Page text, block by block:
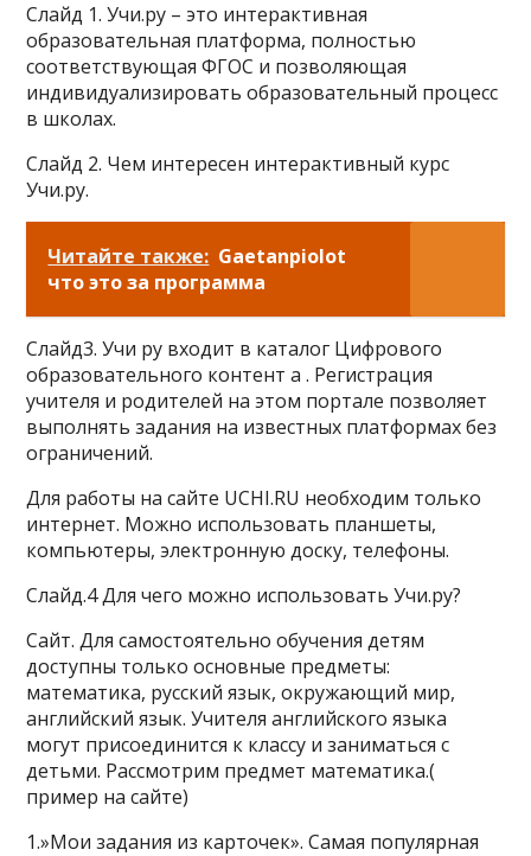
Слайд 1. Учи.ру – это интерактивная
образовательная платформа, полностью
соответствующая ФГОС и позволяющая
индивидуализировать образовательный процесс
в школах.
Слайд 2. Чем интересен интерактивный курс
Учи.ру.
Читайте также: Gaetanpiolot
что это за программа
Слайд3. Учи ру входит в каталог Цифрового
образовательного контент а . Регистрация
учителя и родителей на этом портале позволяет
выполнять задания на известных платформах без
ограничений.
Для работы на сайте UCHI.RU необходим только
интернет. Можно использовать планшеты,
компьютеры, электронную доску, телефоны.
Слайд.4 Для чего можно использовать Учи.ру?
Сайт. Для самостоятельно обучения детям
доступны только основные предметы:
математика, русский язык, окружающий мир,
английский язык. Учителя английского языка
могут присоединится к классу и заниматься с
детьми. Рассмотрим предмет математика.(
пример на сайте)
1.»Мои задания из карточек». Самая популярная